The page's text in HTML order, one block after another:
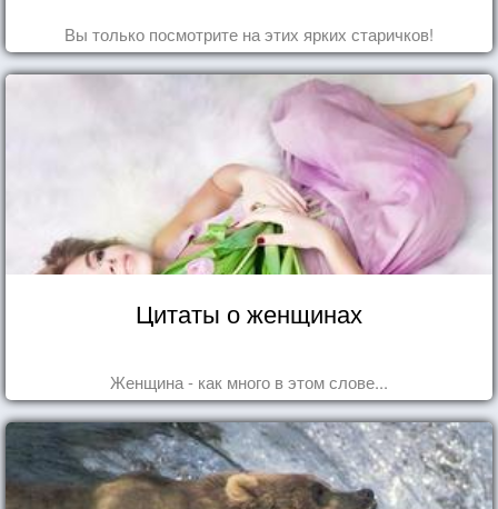
Вы только посмотрите на этих ярких старичков!
Цитаты о женщинах
Женщина - как много в этом слове...